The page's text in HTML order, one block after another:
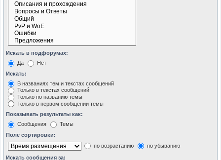
Искать в подфорумах:
Да
Нет
Искать:
В названиях тем и текстах сообщений
Только в текстах сообщений
Только по названию темы
Только в первом сообщении темы
Показывать результаты как:
Сообщения
Темы
Поле сортировки:
по возрастанию
по убыванию
Искать сообщения за: